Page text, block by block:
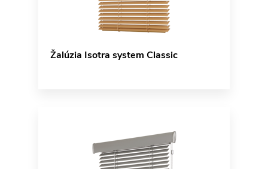
Žalúzia Isotra system Classic